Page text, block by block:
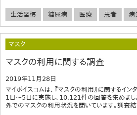
生活習慣 糖尿病 医療 患者 病
マスク
マスクの利用に関する調査
2019年11月28日
マイボイスコムは、『マスクの利用』に関するイ
1日～5日に実施し、10,121件の回答を集めまし
外でのマスクの利用状況を聞いています。調査